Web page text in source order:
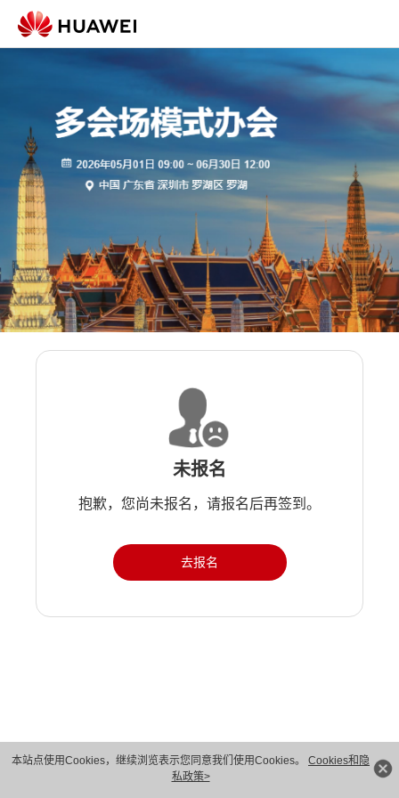
本站点使用Cookies，继续浏览表示您同意我们使用Cookies。 Cookies和隐
私政策>
未报名
抱歉，您尚未报名，请报名后再签到。
去报名
版权所有 © 华为技术有限公司 1998-2026。 保留一切权利。粤A2-20044005号
隐私保护
法律声明